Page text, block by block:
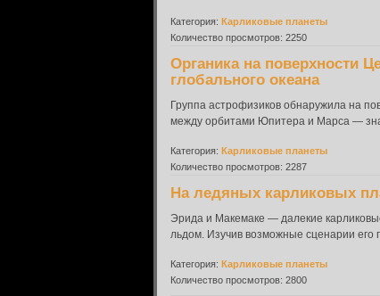
Категория: Карликовые планеты
Количество просмотров: 2250
Органика на поверхности
глобального океана
Группа астрофизиков обнаружила на
между орбитами Юпитера и Марса —
Категория: Карликовые планеты
Количество просмотров: 2287
На ледяных карликовых
Эрида и Макемаке — далекие
льдом. Изучив возможные сценарии его
Категория: Карликовые планеты
Количество просмотров: 2800